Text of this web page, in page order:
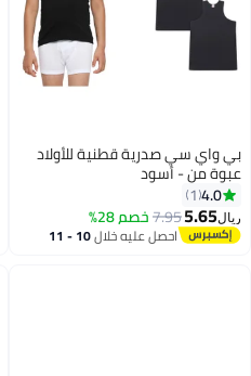
بي واي سي صدرية قطنية للأولاد
عبوة من - أسود
4.0
1
ريال5.65
7.95خصم 28%
احصل عليه خلال 10 - 11